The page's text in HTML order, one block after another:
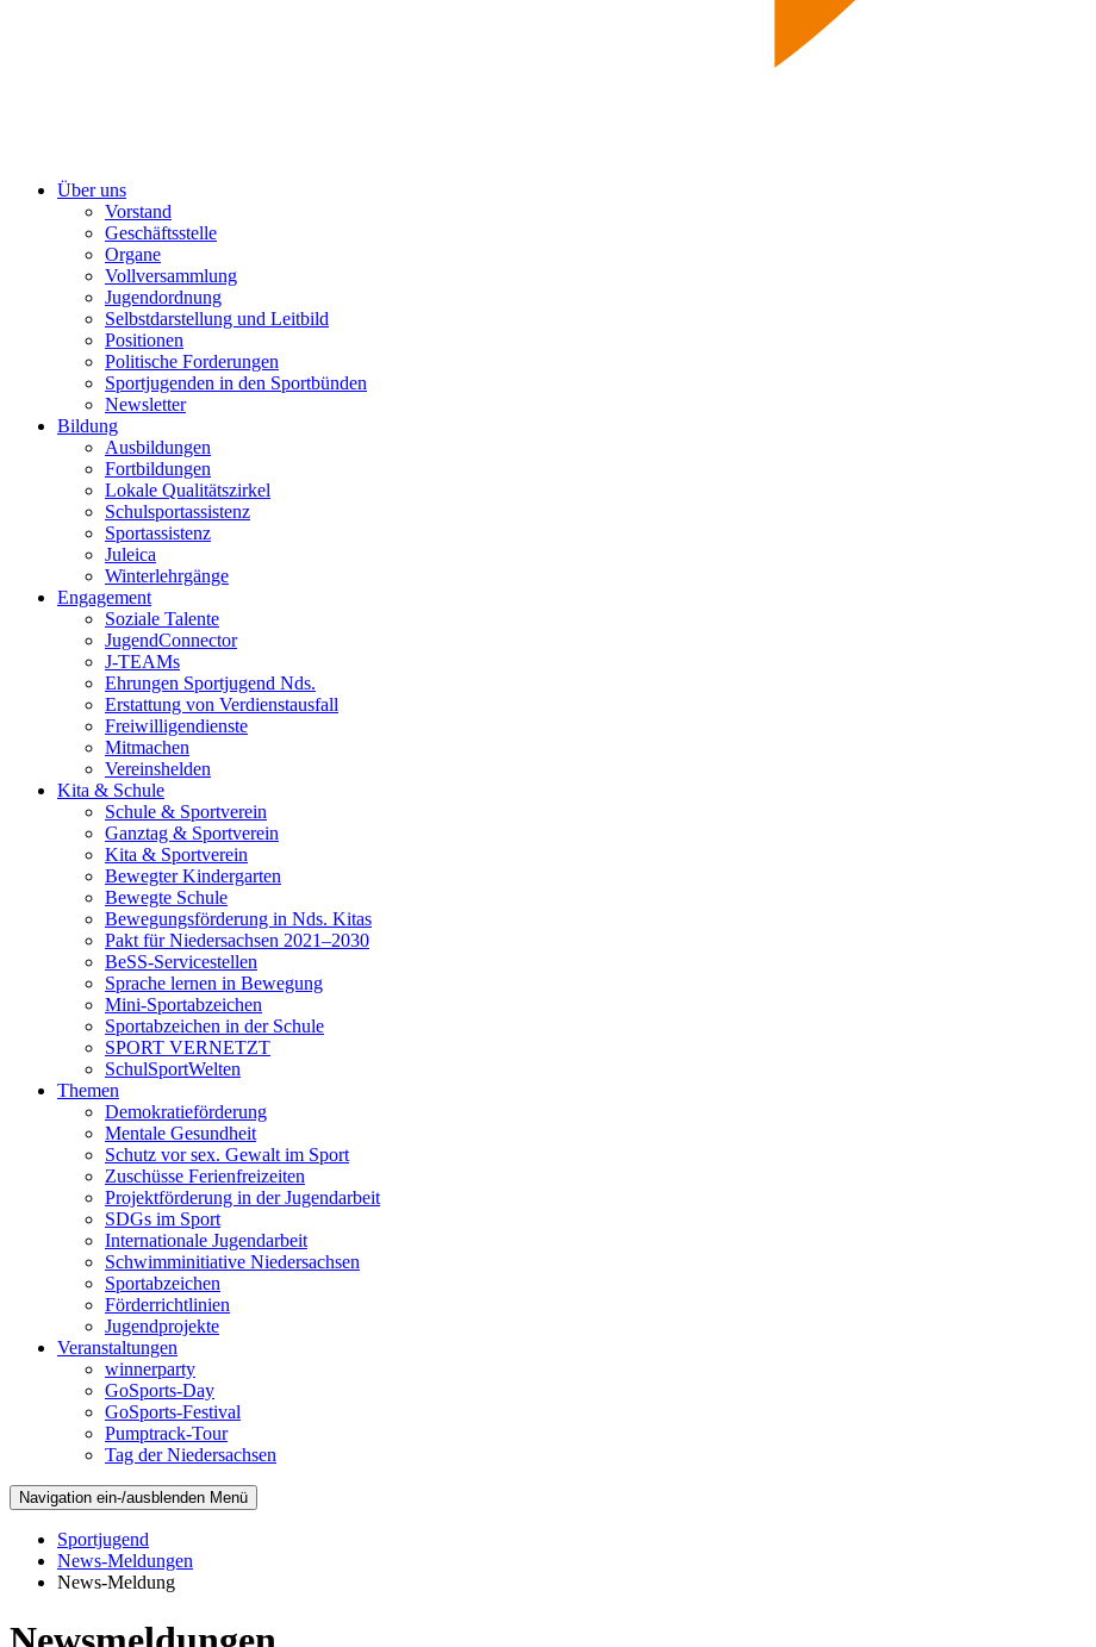
Über uns
Vorstand
Geschäftsstelle
Organe
Vollversammlung
Jugendordnung
Selbstdarstellung und Leitbild
Positionen
Politische Forderungen
Sportjugenden in den Sportbünden
Newsletter
Bildung
Ausbildungen
Fortbildungen
Lokale Qualitätszirkel
Schulsportassistenz
Sportassistenz
Juleica
Winterlehrgänge
Engagement
Soziale Talente
JugendConnector
J-TEAMs
Ehrungen Sportjugend Nds.
Erstattung von Verdienstausfall
Freiwilligendienste
Mitmachen
Vereinshelden
Kita & Schule
Schule & Sportverein
Ganztag & Sportverein
Kita & Sportverein
Bewegter Kindergarten
Bewegte Schule
Bewegungsförderung in Nds. Kitas
Pakt für Niedersachsen 2021–2030
BeSS-Servicestellen
Sprache lernen in Bewegung
Mini-Sportabzeichen
Sportabzeichen in der Schule
SPORT VERNETZT
SchulSportWelten
Themen
Demokratieförderung
Mentale Gesundheit
Schutz vor sex. Gewalt im Sport
Zuschüsse Ferienfreizeiten
Projektförderung in der Jugendarbeit
SDGs im Sport
Internationale Jugendarbeit
Schwimminitiative Niedersachsen
Sportabzeichen
Förderrichtlinien
Jugendprojekte
Veranstaltungen
winnerparty
GoSports-Day
GoSports-Festival
Pumptrack-Tour
Tag der Niedersachsen
Navigation ein-/ausblenden Menü
Sportjugend
News-Meldungen
News-Meldung